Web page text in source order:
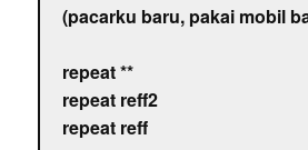
(pacarku baru, pakai mobil
repeat **
repeat reff2
repeat reff